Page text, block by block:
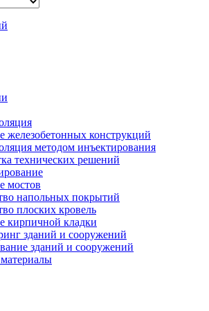
железобетонных конструкций
методом инъектирования
технических решений
мостов
напольных покрытий
плоских кровель
кирпичной кладки
зданий и сооружений
зданий и сооружений